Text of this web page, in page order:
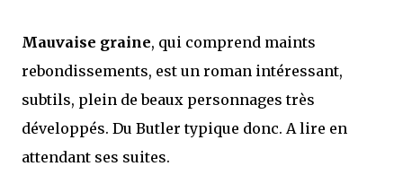
Mauvaise graine, qui comprend maints
rebondissements, est un roman intéressant,
subtils, plein de beaux personnages très
développés. Du Butler typique donc. A lire en
attendant ses suites.